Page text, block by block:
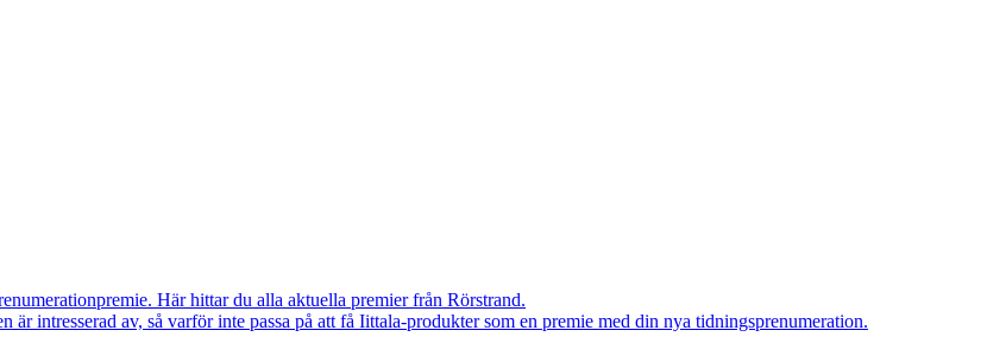
Här hittar du alla aktuella premier från Rörstrand.
intresserad av, så varför inte passa på att få Iittala-produkter som en premie med din nya tidningsprenumeration.